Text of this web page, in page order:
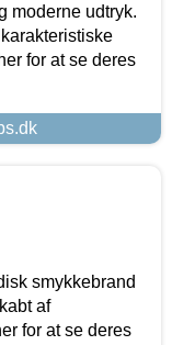
moderne udtryk.
for at se deres
smykkebrand
af
for at se deres